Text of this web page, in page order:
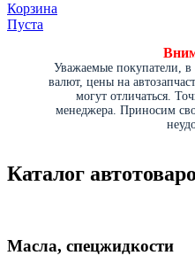
Корзина
Пуста
Уважаемые покупатели, в
валют, цены на
могут отличаться.
менеджера. Приносим
Каталог
Масла, спецжидкости